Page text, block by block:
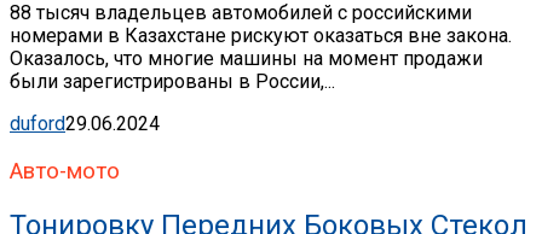
88 тысяч владельцев автомобилей с российскими
номерами в Казахстане рискуют оказаться вне закона.
Оказалось, что многие машины на момент продажи
были зарегистрированы в России,...
duford29.06.2024
Авто-мото
Тонировку Передних Боковых Стекол